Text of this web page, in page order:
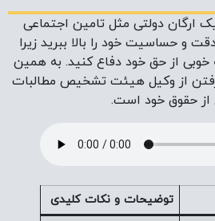
ارگان دولتی‌ مثل تامین اجتماعی
و حساسیت خود را بالا ببرید زیرا
از حق خود دفاع کنید. به همین
از وکیل هیئت تشخیص مطالبات
از حقوق خود است.
توضیحات و نکات کلیدی